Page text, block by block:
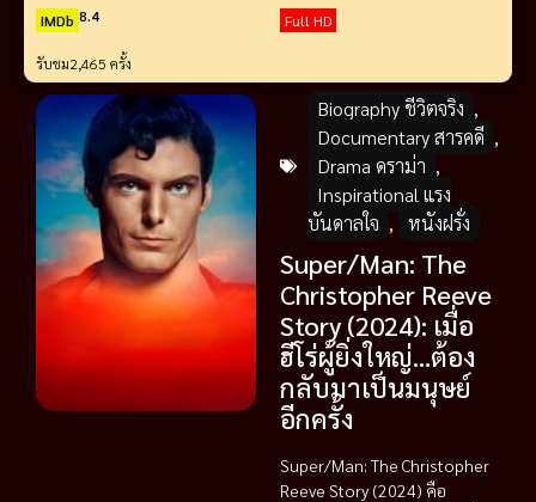
IMDb 8.4 Full HD
รับชม2,465 ครั้ง
Biography ชีวิตจริง ,
Documentary สารคดี ,
Drama ดราม่า ,
Inspirational แรง
บันดาลใจ , หนังฝรั่ง
Super/Man: The
Christopher Reeve
Story (2024): เมื่อ
ฮีโร่ผู้ยิ่งใหญ่…ต้อง
กลับมาเป็นมนุษย์
อีกครั้ง
Super/Man: The Christopher
Reeve Story (2024) คือ